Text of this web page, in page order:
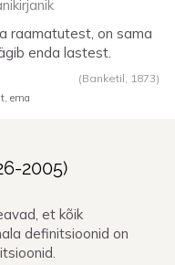
raamatutest, on sama
enda lastest.
(Banketil, 1873)
ema
-2005)
et kõik
definitsioonid on